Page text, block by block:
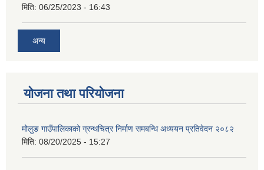
मिति: 06/25/2023 - 16:43
अन्य
योजना तथा परियोजना
मोलुङ गाउँपालिकाको ग्रन्थचित्र निर्माण समबन्धि अध्ययन प्रतिवेदन २०८२
मिति: 08/20/2025 - 15:27